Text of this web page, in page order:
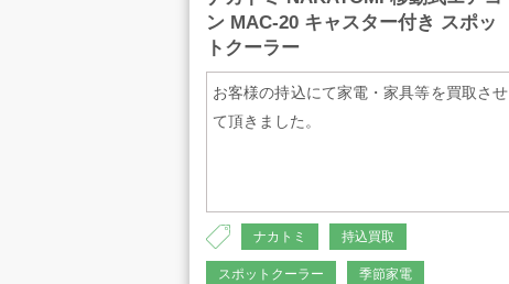
お問合せ
ン MAC-20 キャスター付き スポッ
トクーラー
お客様の持込にて家電・家具等を買取させ
て頂きました。
ナカトミ 持込買取
スポットクーラー 季節家電